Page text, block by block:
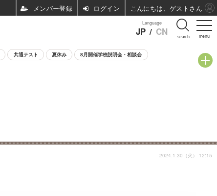
menu
Language
JP / CN search
共通テスト 夏休み 8月開催学校説明会・相談会
2024.1.30（火） 12:15
ログイン こんにちは、ゲストさん